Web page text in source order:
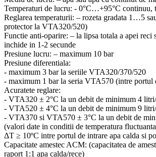
Temperaturi de lucru: - 0°C…+95°C continuu,
Reglarea temperaturii: – rozeta gradata 1…5
protector la VTA320/520)
Functie anti-oparire: – la lipsa totala a apei reci
inchide in 1-2 secunde
Presiune lucru: – maximum 10 bar
Presiune diferentiala:
- maximum 3 bar la seriile VTA320/370/520
- maximum 1 bar la seria VTA570 (intre portul
Acuratete reglare:
- VTA320 ± 2°C la un debit de minimum 4
- VTA520 ± 4°C la un debit de minimum 9
- VTA370 si VTA570 ± 3°C la un debit de
(valori date in conditii de temperatura
ΔT ≥ 10ºC intre portul de intrare apa calda si
Capacitate amestec ACM: (capacitatea de
raport 1:1 apa calda/rece)